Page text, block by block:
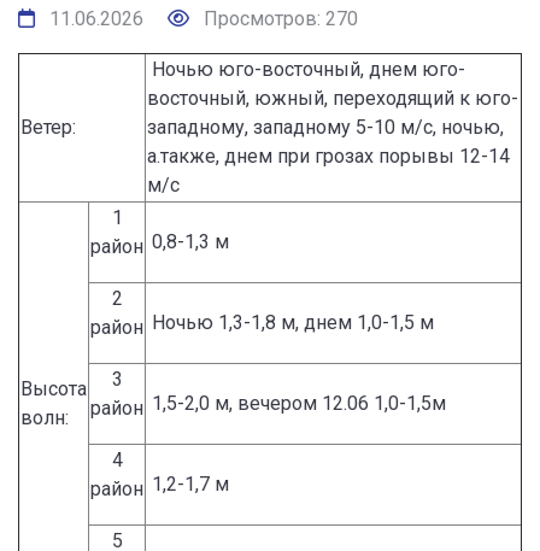
11.06.2026 Просмотров: 270
Ветер:
Ночью юго-восточный, днем юго-
восточный, южный, переходящий к юго-
западному, западному 5-10 м/с, ночью,
а.также, днем при грозах порывы 12-14
м/с
Высота
волн:
1
район 0,8-1,3 м
2
район Ночью 1,3-1,8 м, днем 1,0-1,5 м
3
район 1,5-2,0 м, вечером 12.06 1,0-1,5м
4
район 1,2-1,7 м
5